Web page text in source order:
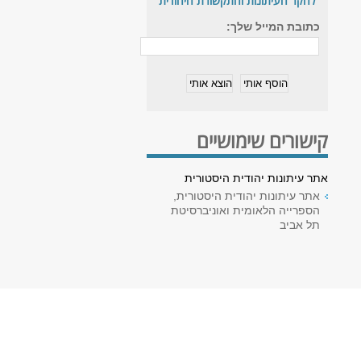
כתובת המייל שלך:
קישורים שימושיים
אתר עיתונות יהודית היסטורית
אתר עיתונות יהודית היסטורית,
הספרייה הלאומית ואוניברסיטת
תל אביב